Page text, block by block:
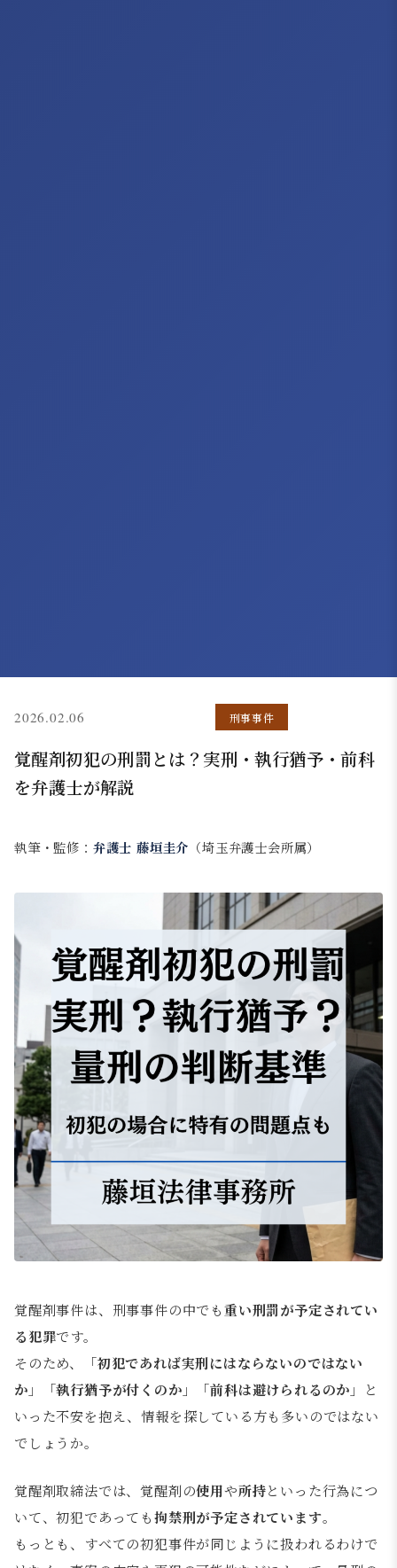
2026.02.06 刑事事件
覚醒剤初犯の刑罰とは？実刑・執行猶予・前科
を弁護士が解説
執筆・監修： 弁護士 藤垣圭介 （埼玉弁護士会所属）
覚醒剤事件は、刑事事件の中でも重い刑罰が予定されてい
る犯罪です。
そのため、「初犯であれば実刑にはならないのではない
か 」「執行猶予が付くのか 」「前科は避けられるのか 」と
いった不安を抱え、情報を探している方も多いのではない
でしょうか。
覚醒剤取締法では、覚醒剤の使用や所持といった行為につ
いて、初犯であっても拘禁刑が予定されています。
もっとも、すべての初犯事件が同じように扱われるわけで